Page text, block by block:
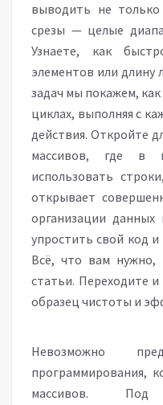
выводить не
срезы — целые
Узнаете, как
элементов или длину
задач мы покажем,
циклах, выполняя с
действия. Откройте
массивов, где в
использовать
открывает
организации
упростить свой код
Всё, что вам нужно,
статьи. Переходите
образец чистоты и
Невозможно
программирования,
массивов.